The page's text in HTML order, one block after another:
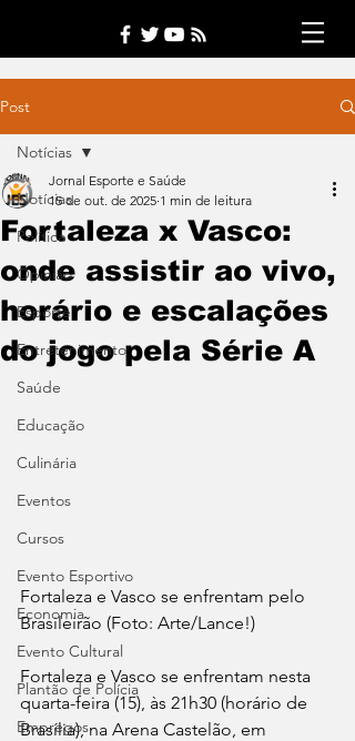
Post
Notícias
Política
Opinião
Esporte
Entretenimento
Saúde
Educação
Culinária
Eventos
Cursos
Evento Esportivo
Economia
Evento Cultural
Plantão de Polícia
Empregos
Notícias
Fortaleza x Vasco:
onde assistir ao vivo,
horário e escalações
do jogo pela Série A
Jornal Esporte e Saúde
15 de out. de 2025 1 min de leitura
Fortaleza e Vasco se enfrentam pelo
Brasileirão (Foto: Arte/Lance!)
Fortaleza e Vasco se enfrentam nesta
quarta-feira (15), às 21h30 (horário de
Brasília), na Arena Castelão, em